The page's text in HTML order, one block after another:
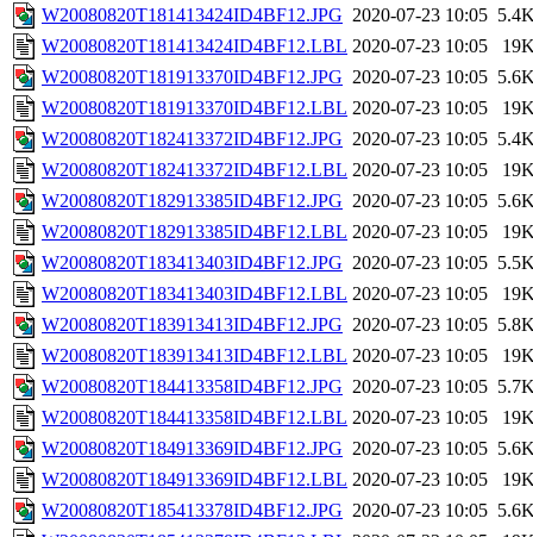
W20080820T181413424ID4BF12.JPG 2020-07-23 10:05
W20080820T181413424ID4BF12.LBL 2020-07-23 10:05
W20080820T181913370ID4BF12.JPG 2020-07-23 10:05
W20080820T181913370ID4BF12.LBL 2020-07-23 10:05
W20080820T182413372ID4BF12.JPG 2020-07-23 10:05
W20080820T182413372ID4BF12.LBL 2020-07-23 10:05
W20080820T182913385ID4BF12.JPG 2020-07-23 10:05
W20080820T182913385ID4BF12.LBL 2020-07-23 10:05
W20080820T183413403ID4BF12.JPG 2020-07-23 10:05
W20080820T183413403ID4BF12.LBL 2020-07-23 10:05
W20080820T183913413ID4BF12.JPG 2020-07-23 10:05
W20080820T183913413ID4BF12.LBL 2020-07-23 10:05
W20080820T184413358ID4BF12.JPG 2020-07-23 10:05
W20080820T184413358ID4BF12.LBL 2020-07-23 10:05
W20080820T184913369ID4BF12.JPG 2020-07-23 10:05
W20080820T184913369ID4BF12.LBL 2020-07-23 10:05
W20080820T185413378ID4BF12.JPG 2020-07-23 10:05